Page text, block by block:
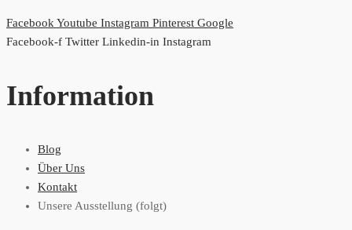
Facebook Youtube Instagram Pinterest Google
Facebook-f Twitter Linkedin-in Instagram
Information
Blog
Über Uns
Kontakt
Unsere Ausstellung (folgt)